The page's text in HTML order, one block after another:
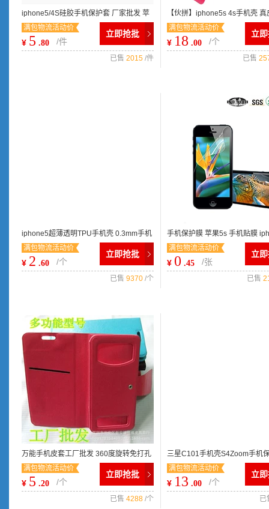
iphone5/4S硅胶手机保护套 厂家批发 苹
果5s/4小黄鸭手机壳 外壳
满包物流活动价
¥ 5 .80 /件
立即抢批
已售 2015 /件
【伙拼】iphone5s 4s手机壳
果手机保护套
满包物流活动价
¥ 18 .00 /个
立
已售
iphone5超薄透明TPU手机壳 0.3mm手机
保护套 保护壳厂家批发
满包物流活动价
¥ 2 .60 /个
立即抢批
已售 9370 /个
手机保护膜 苹果5s 手机贴膜
国料高透防刮 防爆贴膜
满包物流活动价
¥ 0 .45 /张
立
已售
万能手机皮套工厂批发 360度旋转免打孔
带支撑架多功能万能皮套
满包物流活动价
¥ 5 .20 /个
立即抢批
已售 4288 /个
三星C101手机壳S4Zoom手机
C105手机套 C105手机外壳
满包物流活动价
¥ 13 .00 /个
立